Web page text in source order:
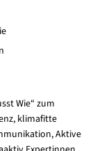
Wie“ zum
klimafitte
Aktive